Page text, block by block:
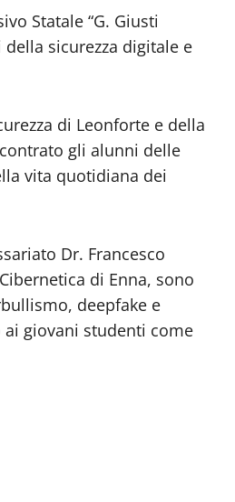
Statale “G. Giusti
sicurezza digitale e
di Leonforte e della
gli alunni delle
vita quotidiana dei
Dr. Francesco
di Enna, sono
deepfake e
giovani studenti come